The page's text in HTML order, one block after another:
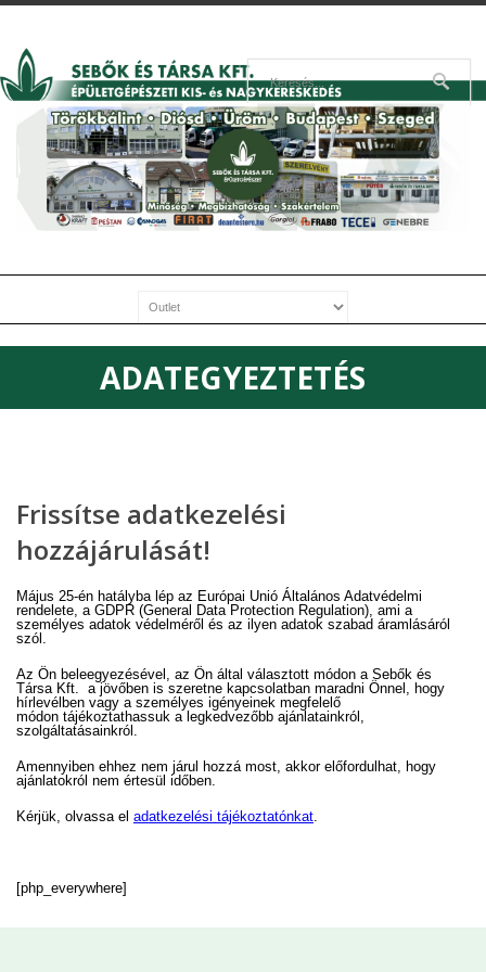
ADATEGYEZTETÉS
Frissítse adatkezelési
hozzájárulását!
Május 25-én hatályba lép az Európai Unió Általános Adatvédelmi
rendelete, a GDPR (General Data Protection Regulation), ami a
személyes adatok védelméről és az ilyen adatok szabad áramlásáról
szól.
Az Ön beleegyezésével , az Ön által választott módon a Sebők és
Társa Kft. a jövőben is szeretne kapcsolatban maradni Önnel, hogy
hírlevélben vagy a személyes igényeinek megfelelő
módon tájékoztathassuk a legkedvezőbb ajánlatainkról,
szolgáltatásainkról .
Amennyiben ehhez nem járul hozzá most, akkor előfordulhat, hogy
ajánlatokról nem értesül időben.
Kérjük, olvassa el adatkezelési tájékoztatónkat.
[php_everywhere]